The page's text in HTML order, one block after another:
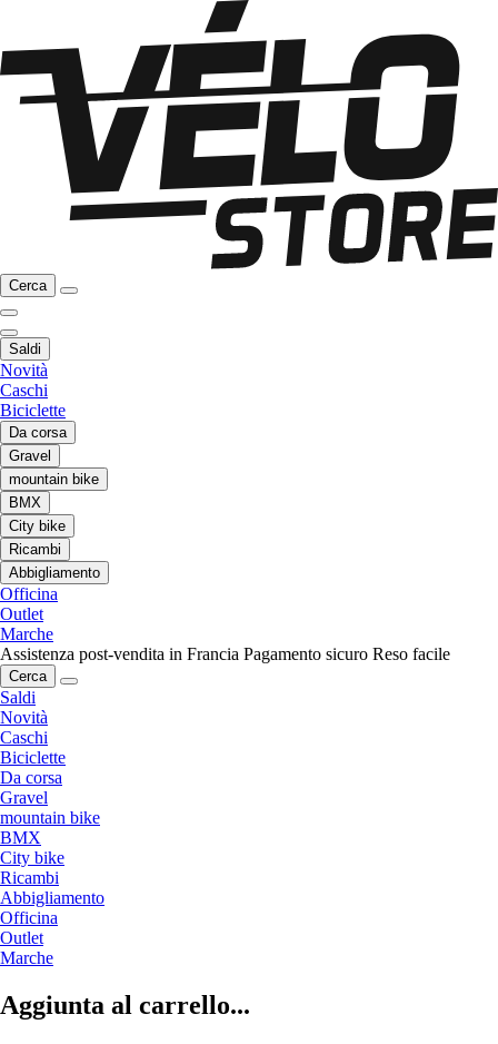
Cerca
Saldi
Novità
Caschi
Biciclette
Da corsa
Gravel
mountain bike
BMX
City bike
Ricambi
Abbigliamento
Officina
Outlet
Marche
Assistenza post-vendita in Francia Pagamento sicuro Reso facile
Cerca
Saldi
Novità
Caschi
Biciclette
Da corsa
Gravel
mountain bike
BMX
City bike
Ricambi
Abbigliamento
Officina
Outlet
Marche
Aggiunta al carrello...